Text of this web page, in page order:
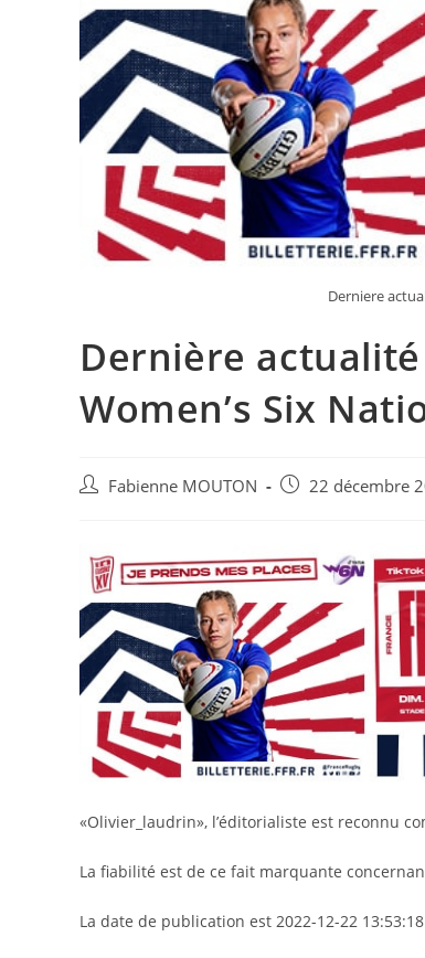
Derniere
Dernière
Women’s Six
Auteur/autrice
publication :
Fabienne MOUTON
Post 22 décembre
«Olivier_laudrin», l’éditorialiste est reconnu
La fiabilité est de ce fait marquante
La date de publication est 2022-12-22